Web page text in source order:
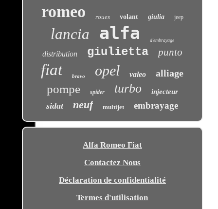
romeo roues volant giulia jeep
lancia alfa d'embrayage
distribution giulietta punto
fiat bravo opel valeo alliage
pompe spider turbo injecteur
sidat neuf multijet embrayage
Alfa Romeo Fiat
Contactez Nous
Déclaration de confidentialité
Termes d'utilisation